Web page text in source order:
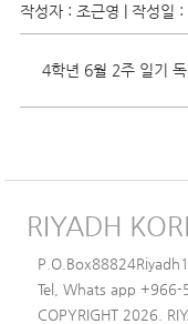
작성자 : 조근영 | 작성일
4학년 6월 2주 일기
RIYADH
Tel, Whats app +966-
COPYRIGHT 2026.